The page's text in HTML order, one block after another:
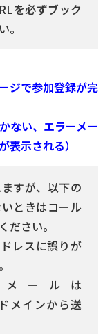
を必ずブック
。
ジで参加登録が完
ない、エラーメー
表示される）
すが、以下の
ときはコール
ださい。
レスに誤りが
ールは
メインから送